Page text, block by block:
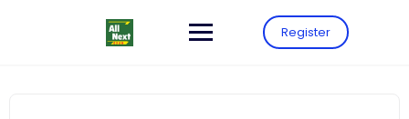
Register